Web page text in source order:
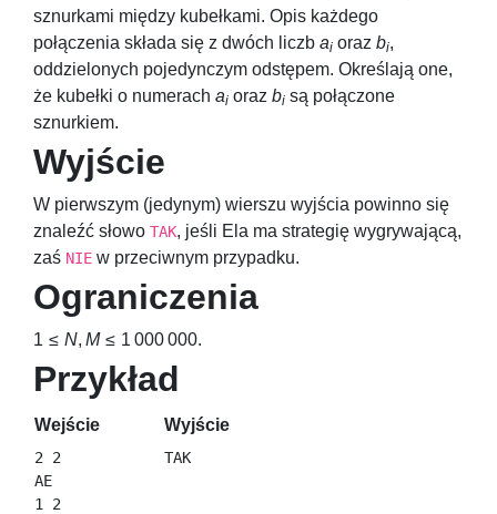
sznurkami między kubełkami. Opis każdego
połączenia składa się z dwóch liczb ai oraz bi,
oddzielonych pojedynczym odstępem. Określają one,
że kubełki o numerach ai oraz bi są połączone
sznurkiem.
Wyjście
W pierwszym (jedynym) wierszu wyjścia powinno się
znaleźć słowo TAK, jeśli Ela ma strategię wygrywającą,
zaś NIE w przeciwnym przypadku.
Ograniczenia
1 ≤ N, M≤ 1 000 000.
Przykład
Wejście Wyjście
2 2
AE
1 2